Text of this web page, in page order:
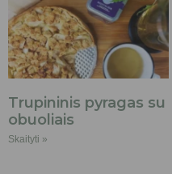
Trupininis pyragas su
obuoliais
Skaityti »